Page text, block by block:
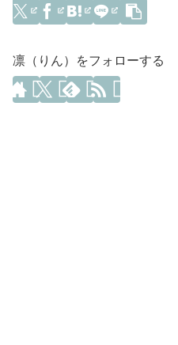
凛（りん）をフォローする